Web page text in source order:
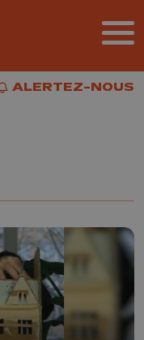
ALERTEZ-NOUS
ALERTEZ-NOUS